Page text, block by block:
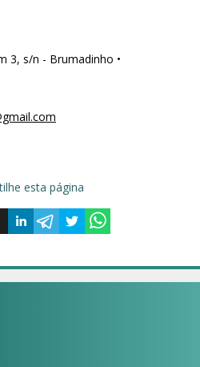
3, s/n - Brumadinho •
esta página